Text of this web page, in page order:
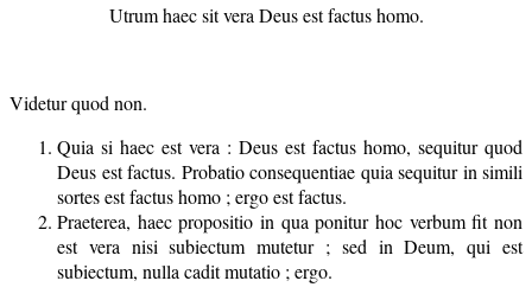
Utrum haec sit vera Deus est factus homo.
Videtur quod non.
Quia si haec est vera : Deus est factus homo, sequitur quod
Deus est factus. Probatio consequentiae quia sequitur in simili
sortes est factus homo ; ergo est factus.
Praeterea, haec propositio in qua ponitur hoc verbum fit non
est vera nisi subiectum mutetur ; sed in Deum, qui est
subiectum, nulla cadit mutatio ; ergo.